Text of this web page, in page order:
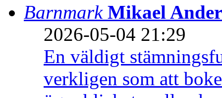
Barnmark Mikael
2026-05-04 21:29
En väldigt
verkligen som att